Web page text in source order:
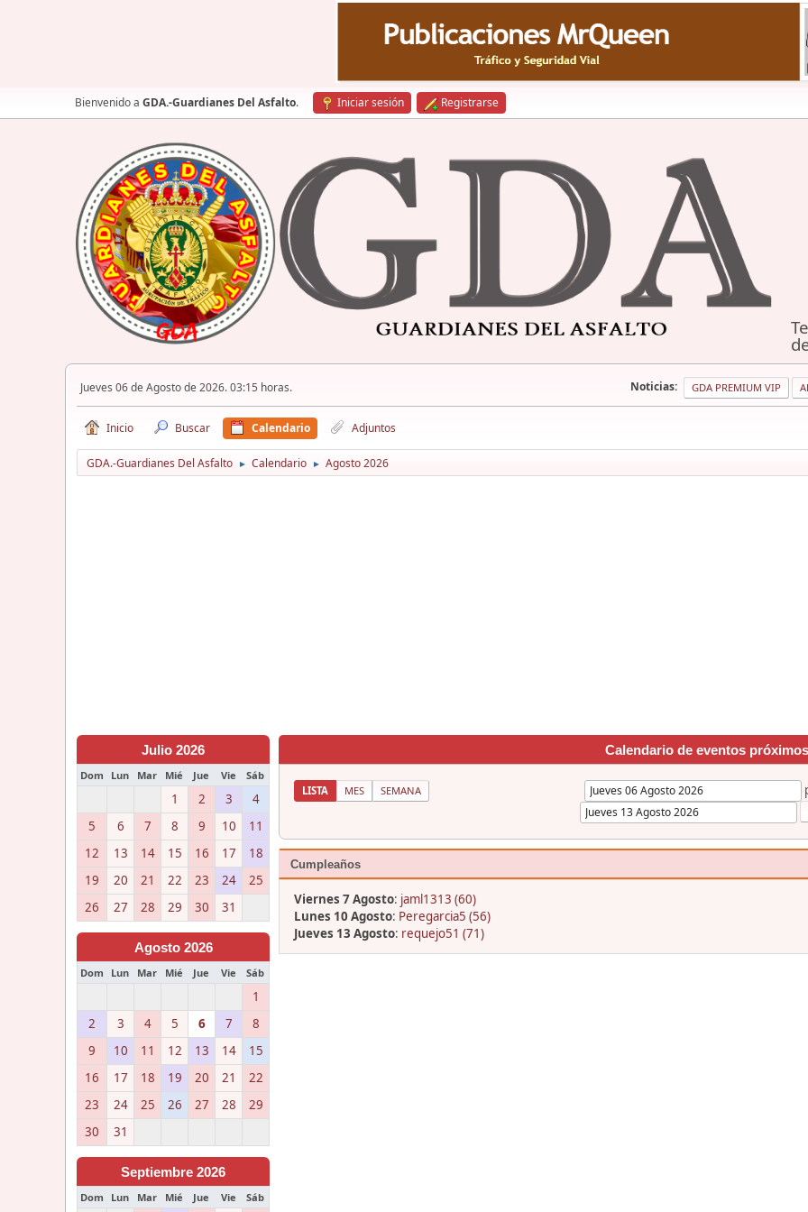
Bienvenido a GDA.-Guardianes Del Asfalto. Iniciar sesión Registrarse
Jueves 06 de Agosto de 2026. 03:15 horas. Noticias: GDA PREMIUM VIP
Inicio Buscar Calendario Adjuntos
GDA.-Guardianes Del Asfalto ► Calendario ► Agosto 2026
Julio 2026
Dom Lun Mar Mié Jue Vie Sáb
1 2 3
4
5
6 7 8 9 10
11
12
13 14 15 16 17
18
19
20 21 22 23 24
25
26
27 28 29 30 31
Agosto 2026
Dom Lun Mar Mié Jue Vie Sáb
1
2
3 4 5 6 7
8
9
10 11 12 13 14
15
16
17 18 19 20 21
22
23
24 25 26 27 28
29
30
31
Septiembre 2026
Dom Lun Mar Mié Jue Vie Sáb
Calendario de eventos próximos
LISTA MES SEMANA
Cumpleaños
Viernes 7 Agosto: jaml1313 (60)
Lunes 10 Agosto: Peregarcia5 (56)
Jueves 13 Agosto: requejo51 (71)